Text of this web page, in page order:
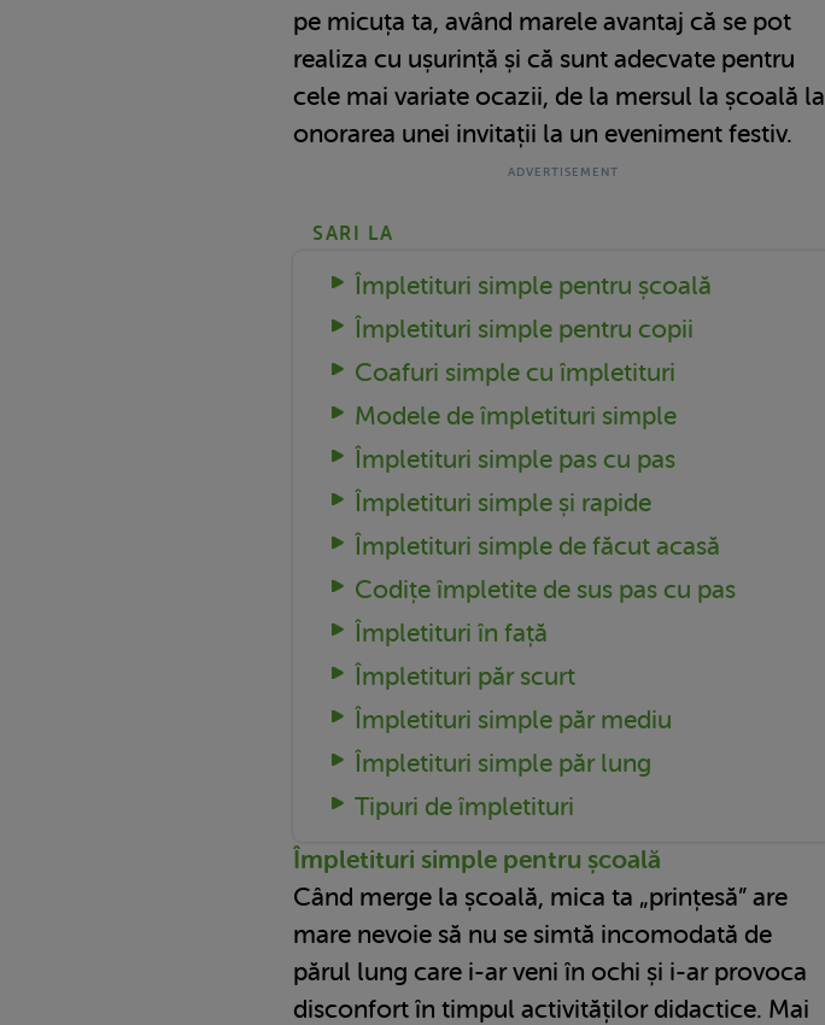
pe micuța ta, având marele avantaj că se pot
realiza cu ușurință și că sunt adecvate pentru
cele mai variate ocazii, de la mersul la școală la
onorarea unei invitații la un eveniment festiv.
SARI LA
Împletituri simple pentru școală
Împletituri simple pentru copii
Coafuri simple cu împletituri
Modele de împletituri simple
Împletituri simple pas cu pas
Împletituri simple și rapide
Împletituri simple de făcut acasă
Codițe împletite de sus pas cu pas
Împletituri în față
Împletituri păr scurt
Împletituri simple păr mediu
Împletituri simple păr lung
Tipuri de împletituri
Împletituri simple pentru școală
Când merge la școală, mica ta „prințesă” are
mare nevoie să nu se simtă incomodată de
părul lung care i-ar veni în ochi și i-ar provoca
disconfort în timpul activităților didactice. Mai